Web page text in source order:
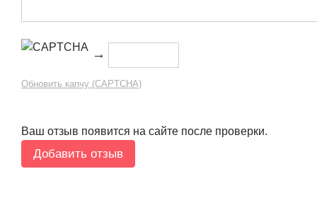
→
Обновить капчу (CAPTCHA)
Ваш отзыв появится на сайте после проверки.